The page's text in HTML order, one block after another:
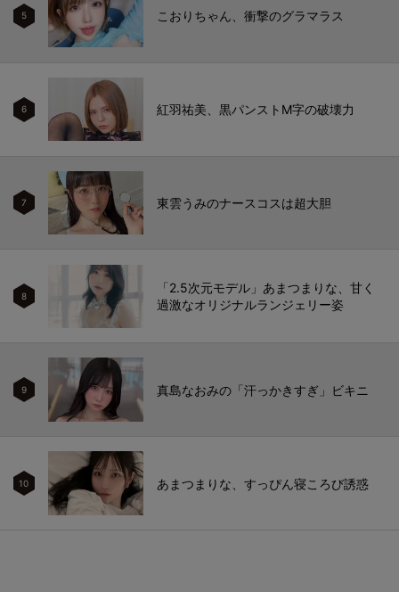
5 こおりちゃん、衝撃のグラマラス
6 紅羽祐美、黒パンストM字の破壊力
7 東雲うみのナースコスは超大胆
8
「2.5次元モデル」あまつまりな、甘く
過激なオリジナルランジェリー姿
9 真島なおみの「汗っかきすぎ」ビキニ
10 あまつまりな、すっぴん寝ころび誘惑